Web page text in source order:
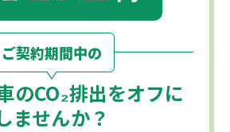
ご契約期間中の
のCO₂排出をオフに
ませんか？